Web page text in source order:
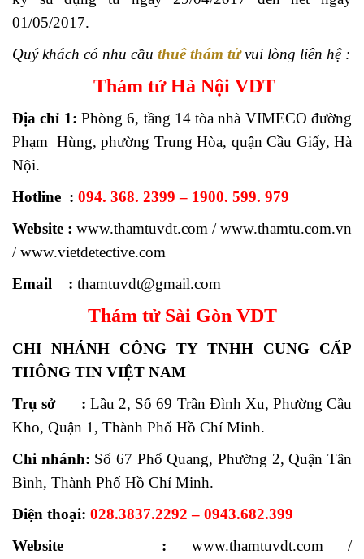
01/05/2017.
Quý khách có nhu cầu thuê thám tửvui lòng liên hệ :
Thám tử Hà Nội VDT
Địa chỉ 1: Phòng 6, tầng 14 tòa nhà VIMECO đường
Phạm Hùng, phường Trung Hòa, quận Cầu Giấy, Hà
Nội.
Hotline : 094. 368. 2399 – 1900. 599. 979
Website : www.thamtuvdt.com / www.thamtu.com.vn
/ www.vietdetective.com
Email : thamtuvdt@gmail.com
Thám tử Sài Gòn VDT
CHI NHÁNH CÔNG TY TNHH CUNG CẤP
THÔNG TIN VIỆT NAM
Trụ sở
: Lầu 2, Số 69 Trần Đình Xu, Phường Cầu
Kho, Quận 1, Thành Phố Hồ Chí Minh.
Chi nhánh: Số 67 Phổ Quang, Phường 2, Quận Tân
Bình, Thành Phố Hồ Chí Minh.
Điện thoại: 028.3837.2292 – 0943.682.399
Website : www.thamtuvdt.com /